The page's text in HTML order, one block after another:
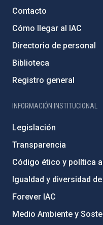
Contacto
Cómo llegar al IAC
Directorio de personal
Biblioteca
Registro general
INFORMACIÓN INSTITUCIONAL
Legislación
Transparencia
Código ético y política
Igualdad y diversidad
Forever IAC
Medio Ambiente y